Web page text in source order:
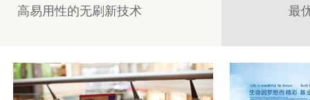
高易用性的无刷新技术
最